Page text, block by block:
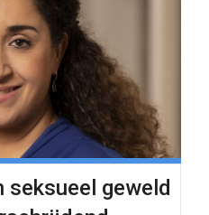
seksueel geweld